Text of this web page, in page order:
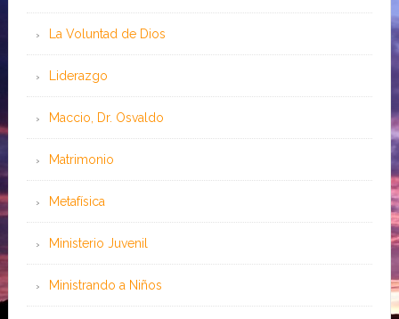
La Voluntad de Dios
Liderazgo
Maccio, Dr. Osvaldo
Matrimonio
Metafísica
Ministerio Juvenil
Ministrando a Niños